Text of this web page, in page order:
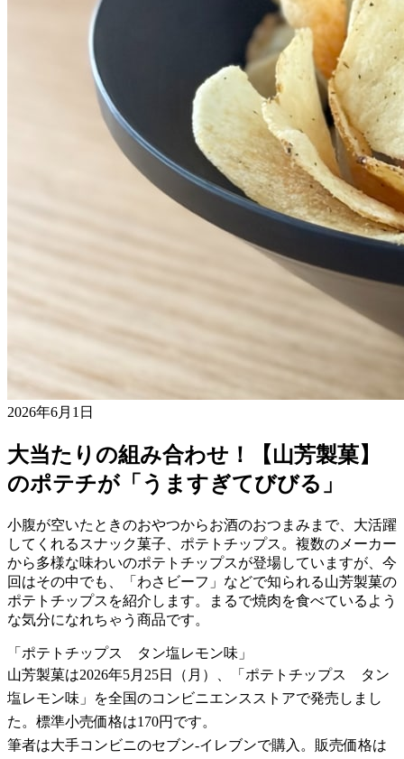
2026年6月1日
大当たりの組み合わせ！【山芳製菓】
のポテチが「うますぎてびびる」
小腹が空いたときのおやつからお酒のおつまみまで、大活躍
してくれるスナック菓子、ポテトチップス。複数のメーカー
から多様な味わいのポテトチップスが登場していますが、今
回はその中でも、「わさビーフ」などで知られる山芳製菓の
ポテトチップスを紹介します。まるで焼肉を食べているよう
な気分になれちゃう商品です。
「ポテトチップス タン塩レモン味」
山芳製菓は2026年5月25日（月）、「ポテトチップス タン
塩レモン味」を全国のコンビニエンスストアで発売しまし
た。標準小売価格は170円です。
筆者は大手コンビニのセブン-イレブンで購入。販売価格は